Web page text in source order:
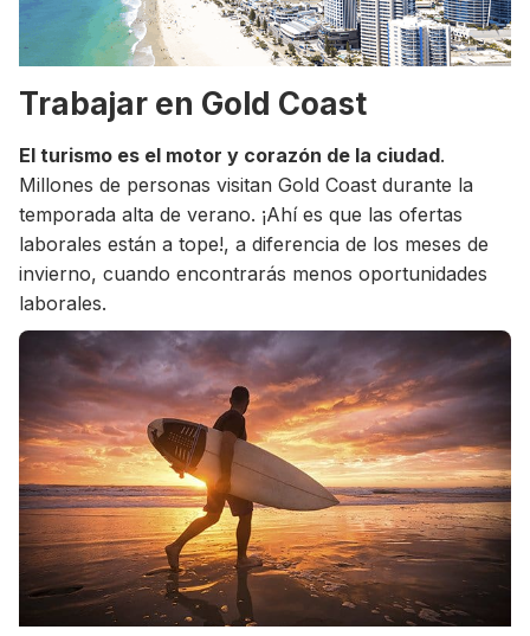
Trabajar en Gold Coast
El turismo es el motor y corazón de la ciudad.
Millones de personas visitan Gold Coast durante la
temporada alta de verano. ¡Ahí es que las ofertas
laborales están a tope!, a diferencia de los meses de
invierno, cuando encontrarás menos oportunidades
laborales.